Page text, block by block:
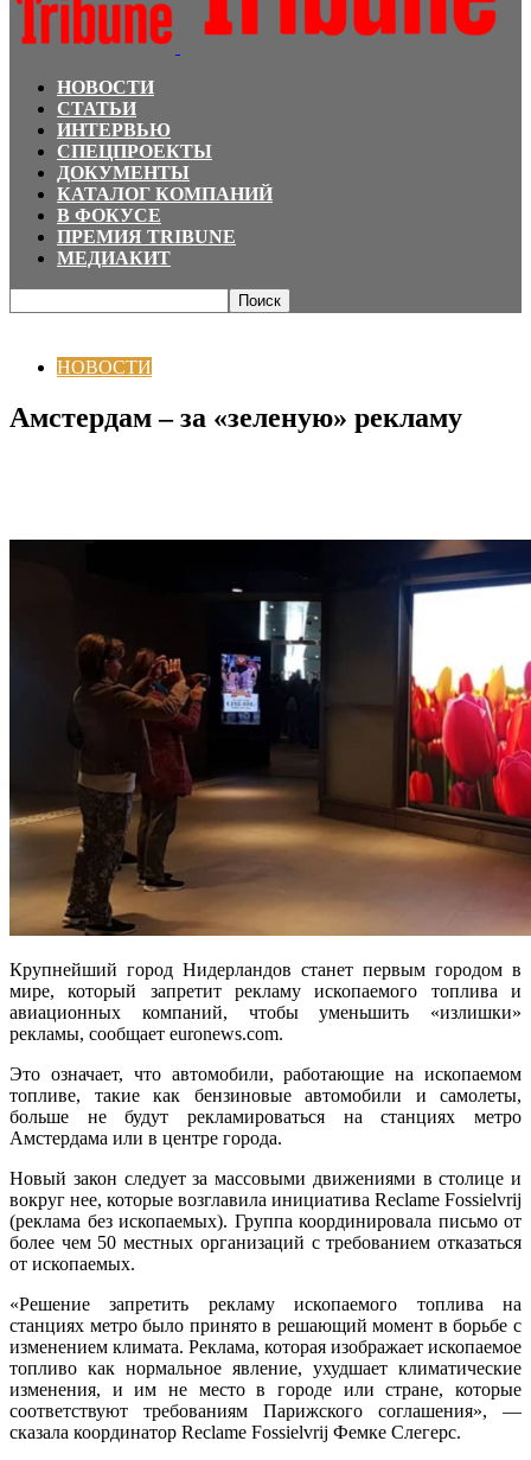
НОВОСТИ
СТАТЬИ
ИНТЕРВЬЮ
СПЕЦПРОЕКТЫ
ДОКУМЕНТЫ
КАТАЛОГ КОМПАНИЙ
В ФОКУСЕ
ПРЕМИЯ TRIBUNE
МЕДИАКИТ
НОВОСТИ
Амстердам – за «зеленую» рекламу
Крупнейший город Нидерландов станет первым городом в
мире, который запретит рекламу ископаемого топлива и
авиационных компаний, чтобы уменьшить «излишки»
рекламы, сообщает euronews.com.
Это означает, что автомобили, работающие на ископаемом
топливе, такие как бензиновые автомобили и самолеты,
больше не будут рекламироваться на станциях метро
Амстердама или в центре города.
Новый закон следует за массовыми движениями в столице и
вокруг нее, которые возглавила инициатива Reclame Fossielvrij
(реклама без ископаемых). Группа координировала письмо от
более чем 50 местных организаций с требованием отказаться
от ископаемых.
«Решение запретить рекламу ископаемого топлива на
станциях метро было принято в решающий момент в борьбе с
изменением климата. Реклама, которая изображает ископаемое
топливо как нормальное явление, ухудшает климатические
изменения, и им не место в городе или стране, которые
соответствуют требованиям Парижского соглашения», —
сказала координатор Reclame Fossielvrij Фемке Слегерс.